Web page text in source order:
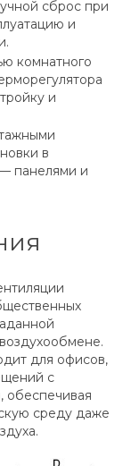
сброс при
и
комнатного
и
в
панелями и
для офисов,
с
обеспечивая
среду даже